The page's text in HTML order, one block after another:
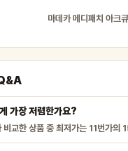
가장 저렴한가요?
비교한 상품 중 최저가는 11번가